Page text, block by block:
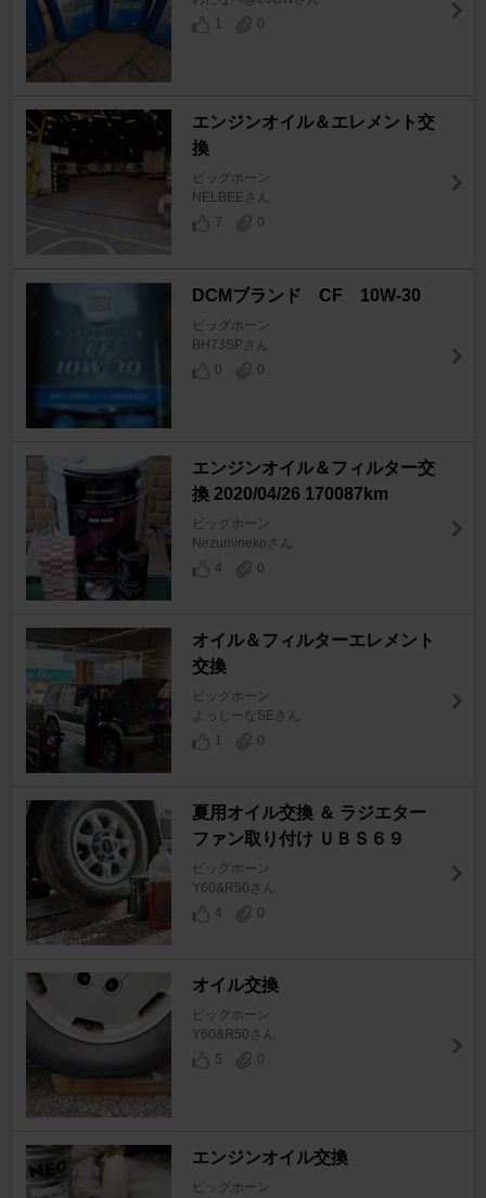
1
0
エンジンオイル＆エレメント交
換
ビッグホーン
NELBEEさん
7
0
DCMブランド CF 10W-30
ビッグホーン
BH73SPさん
0
0
エンジンオイル＆フィルター交
換 2020/04/26 170087km
ビッグホーン
Nezuminekoさん
4
0
オイル＆フィルターエレメント
交換
ビッグホーン
よっしーなSEさん
1
0
夏用オイル交換 ＆ ラジエター
ファン取り付け ＵＢＳ６９
ビッグホーン
Y60&R50さん
4
0
オイル交換
ビッグホーン
Y60&R50さん
5
0
エンジンオイル交換
ビッグホーン